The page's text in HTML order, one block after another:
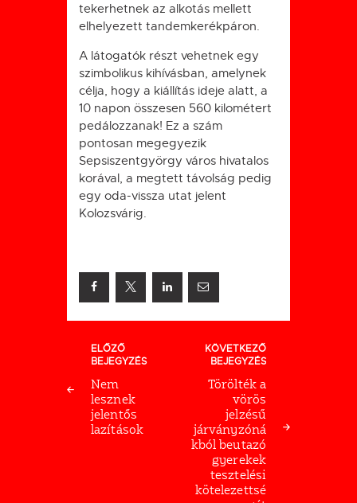
tekerhetnek az alkotás mellett
elhelyezett tandemkerékpáron.
A látogatók részt vehetnek egy
szimbolikus kihívásban, amelynek
célja, hogy a kiállítás ideje alatt, a
10 napon összesen 560 kilométert
pedálozzanak! Ez a szám
pontosan megegyezik
Sepsiszentgyörgy város hivatalos
korával, a megtett távolság pedig
egy oda-vissza utat jelent
Kolozsvárig.
Bejegyzés
navigáció
ELŐZŐ
BEJEGYZÉS
Nem
lesznek
jelentős
lazítások
KÖVETKEZŐ
BEJEGYZÉS
Törölték a
vörös
jelzésű
járványzóná
kból beutazó
gyerekek
tesztelési
kötelezettsé